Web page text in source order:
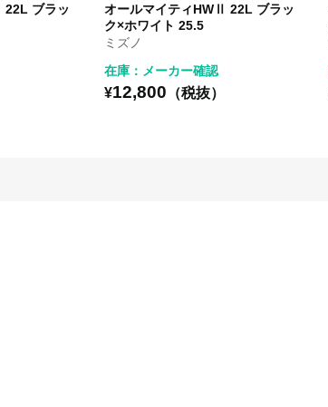
22L ブラッ
オールマイティHWⅡ 22L ブラッ
ク×ホワイト 25.5
ミズノ
在庫：メーカー確認
¥12,800 （税抜）